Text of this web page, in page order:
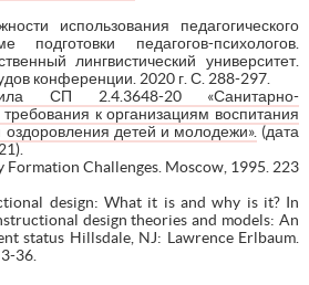
использования педагогического
педагогов-психологов.
лингвистический университет.
конференции. 2020 г. С. 288-297.
СП 2.4.3648-20 «Санитарно-
к организациям воспитания
детей и молодежи». (дата
Formation Challenges. Moscow, 1995. 223
design: What it is and why is it? In
design theories and models: An
status Hillsdale, NJ: Lawrence Erlbaum.
36.